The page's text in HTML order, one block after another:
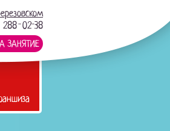
288-02-38
ЗАНЯТИЕ